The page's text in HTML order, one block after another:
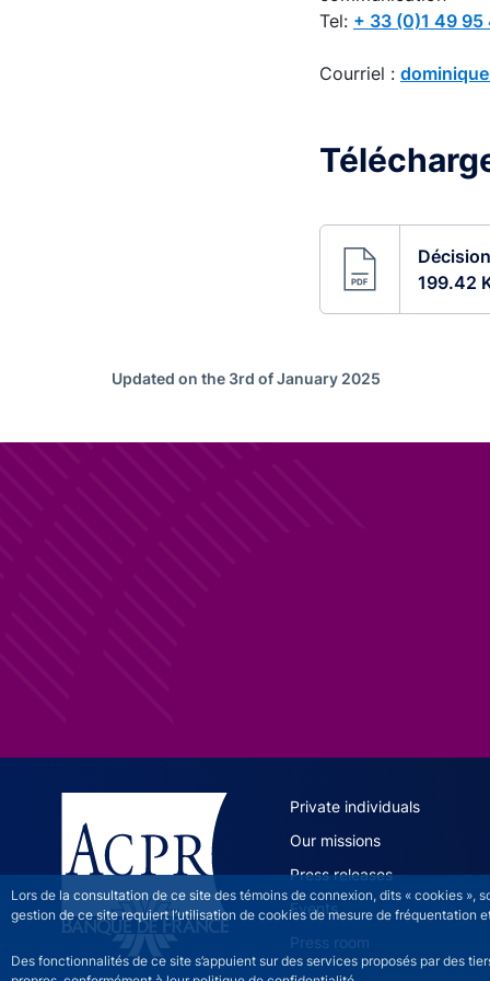
Lors de la consultation de ce site des témoins de connexion, dits « cookies
gestion de ce site requiert l’utilisation de cookies de mesure de
Des fonctionnalités de ce site s’appuient sur des services proposés par des
Tel: + 33 (0)1 49 95
Courriel :
199.42
Updated on the 3rd of January 2025
ACPR site
Private individuals
Our missions
Press releases
Events
Press room